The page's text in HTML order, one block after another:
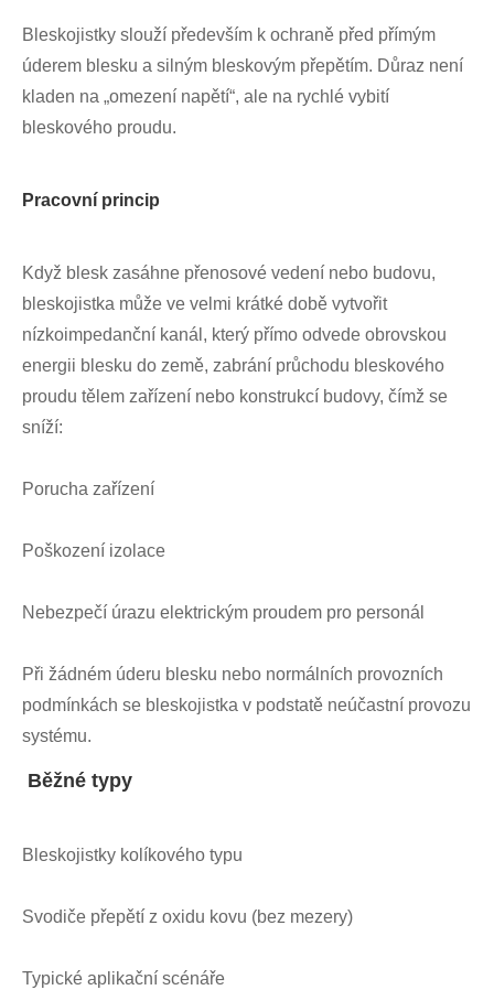
Bleskojistky slouží především k ochraně před přímým
úderem blesku a silným bleskovým přepětím. Důraz není
kladen na „omezení napětí“, ale na rychlé vybití
bleskového proudu.
Pracovní princip
Když blesk zasáhne přenosové vedení nebo budovu,
bleskojistka může ve velmi krátké době vytvořit
nízkoimpedanční kanál, který přímo odvede obrovskou
energii blesku do země, zabrání průchodu bleskového
proudu tělem zařízení nebo konstrukcí budovy, čímž se
sníží:
Porucha zařízení
Poškození izolace
Nebezpečí úrazu elektrickým proudem pro personál
Při žádném úderu blesku nebo normálních provozních
podmínkách se bleskojistka v podstatě neúčastní provozu
systému.
Běžné typy
Bleskojistky kolíkového typu
Svodiče přepětí z oxidu kovu (bez mezery)
Typické aplikační scénáře